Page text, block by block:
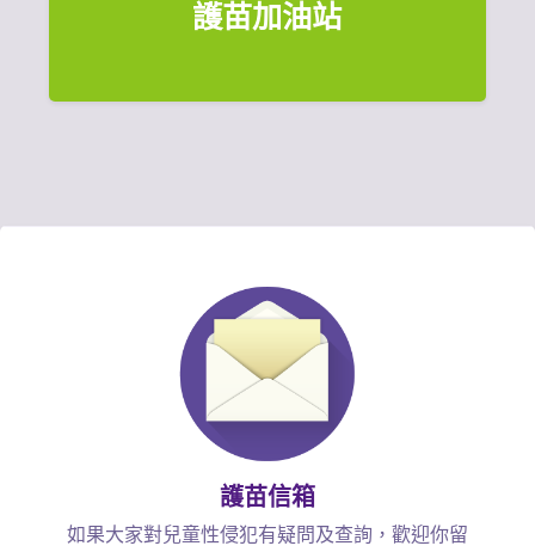
護苗加油站
護苗信箱
如果大家對兒童性侵犯有疑問及查詢，歡迎你留